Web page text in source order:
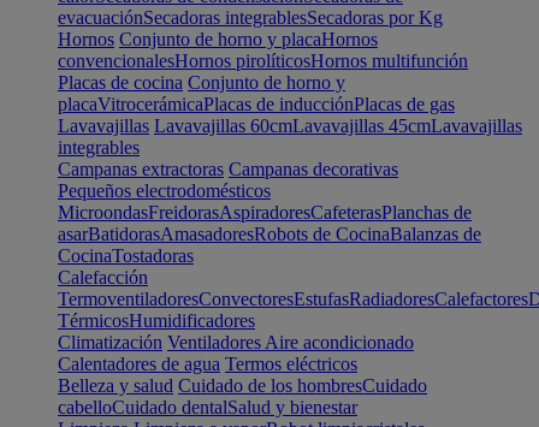
evacuaciónSecadoras integrablesSecadoras por Kg
Hornos Conjunto de horno y placaHornos
convencionalesHornos pirolíticosHornos multifunción
Placas de cocina Conjunto de horno y
placaVitrocerámicaPlacas de inducciónPlacas de gas
Lavavajillas Lavavajillas 60cmLavavajillas 45cmLavavajillas
integrables
Campanas extractoras Campanas decorativas
Pequeños electrodomésticos
MicroondasFreidorasAspiradoresCafeterasPlanchas de
asarBatidorasAmasadoresRobots de CocinaBalanzas de
CocinaTostadoras
Calefacción
TermoventiladoresConvectoresEstufasRadiadoresCalefactores
TérmicosHumidificadores
Climatización Ventiladores Aire acondicionado
Calentadores de agua Termos eléctricos
Belleza y salud Cuidado de los hombresCuidado
cabelloCuidado dentalSalud y bienestar